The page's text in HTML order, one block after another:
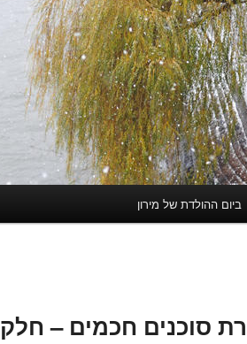
ביום ההולדת של מירון
סוכנים חכמים – חלק 1